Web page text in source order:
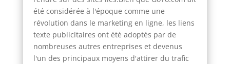
été considérée à l'époque comme une
révolution dans le marketing en ligne, les liens
texte publicitaires ont été adoptés par de
nombreuses autres entreprises et devenus
l'un des principaux moyens d'attirer du trafic